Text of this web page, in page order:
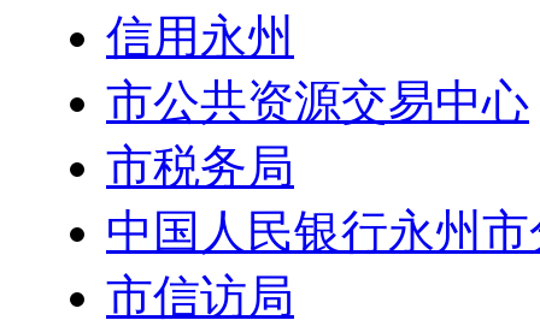
信用永州
市公共资源交易中心
市税务局
中国人民银行永州
市信访局